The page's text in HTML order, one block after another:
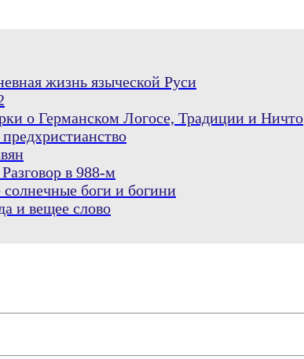
жизнь языческой Руси
о Германском Логосе, Традиции и Ничто
в 988-м
боги и богини
и вещее слово